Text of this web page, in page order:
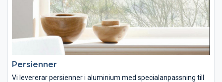
Persienner
Vi levererar persienner i aluminium med specialanpassning till